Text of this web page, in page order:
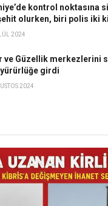
kontrol noktasına
olurken, biri polis iki
2024
ve Güzellik merkezlerini
yürürlüğe girdi
2024